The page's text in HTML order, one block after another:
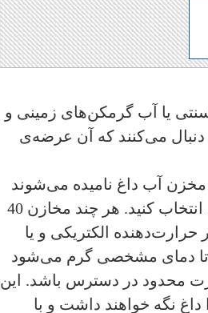
یا آب گرمکن‌‌های زمینی و
می‌کنند که آن عرضه‌ی
آب داغ‌ نامیده می‌شوند
الکتریکی‌ و یا
تا دمای مشخصی گرم می‌شود‌
محدود در دسترس باشد. این
نگه خواهند داشت و با